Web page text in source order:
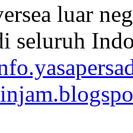
luar
seluruh